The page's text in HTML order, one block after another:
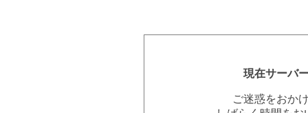
現在サーバ
ご迷惑をおか